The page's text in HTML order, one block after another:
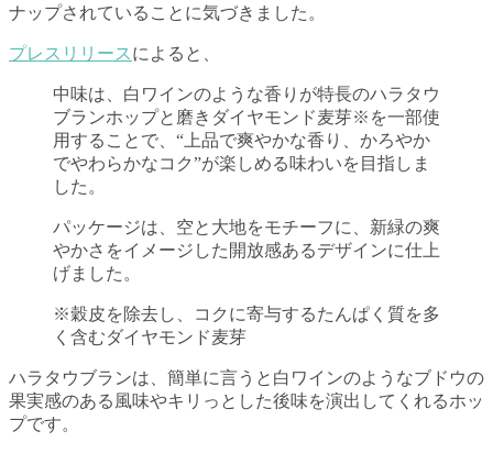
ナップされていることに気づきました。
プレスリリース によると、
中味は、白ワインのような香りが特長のハラタウ
ブランホップと磨きダイヤモンド麦芽※を一部使
用することで、“上品で爽やかな香り、かろやか
でやわらかなコク”が楽しめる味わいを目指しま
した。
パッケージは、空と大地をモチーフに、新緑の爽
やかさをイメージした開放感あるデザインに仕上
げました。
※穀皮を除去し、コクに寄与するたんぱく質を多
く含むダイヤモンド麦芽
ハラタウブランは、簡単に言うと白ワインのようなブドウの
果実感のある風味やキリっとした後味を演出してくれるホッ
プです。